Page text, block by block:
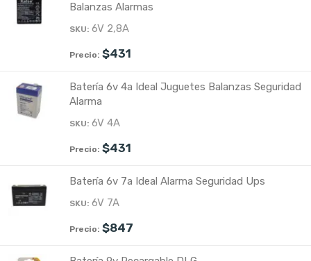
Balanzas Alarmas
6V 2,8A
$431
Batería 6v 4a Ideal Juguetes Balanzas Seguridad
Alarma
6V 4A
$431
Batería 6v 7a Ideal Alarma Seguridad Ups
6V 7A
$847